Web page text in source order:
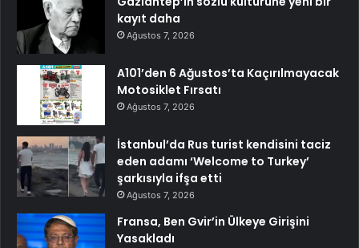
kayıt daha
Ağustos 7, 2026
A101’den 6 Ağustos’ta Kaçırılmayacak
Motosiklet Fırsatı
Ağustos 7, 2026
İstanbul’da Rus turist kendisini taciz
eden adamı ‘Welcome to Turkey’
şarkısıyla ifşa etti
Ağustos 7, 2026
Fransa, Ben Gvir’in Ülkeye Girişini
Yasakladı